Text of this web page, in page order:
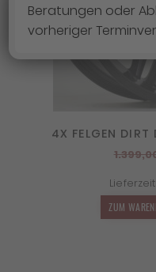
4X FELGEN
Lieferzeit:
ZUM
Beratungen oder
vorheriger